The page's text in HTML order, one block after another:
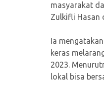
masyarakat
Zulkifli Hasan
Ia
keras
2023.
lokal bisa